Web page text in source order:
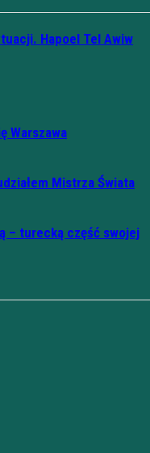
Hapoel Tel Awiw
Warszawa
Mistrza Świata
– turecką część swojej